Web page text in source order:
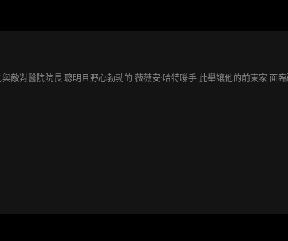
敵對醫院院長 聰明且野心勃勃的 薇薇安·哈特聯手 此舉讓他的前東家 面